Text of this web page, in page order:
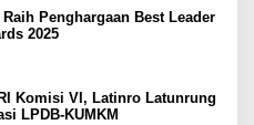
Penghargaan Best Leader
2025
Komisi VI, Latinro Latunrung
LPDB-KUMKM